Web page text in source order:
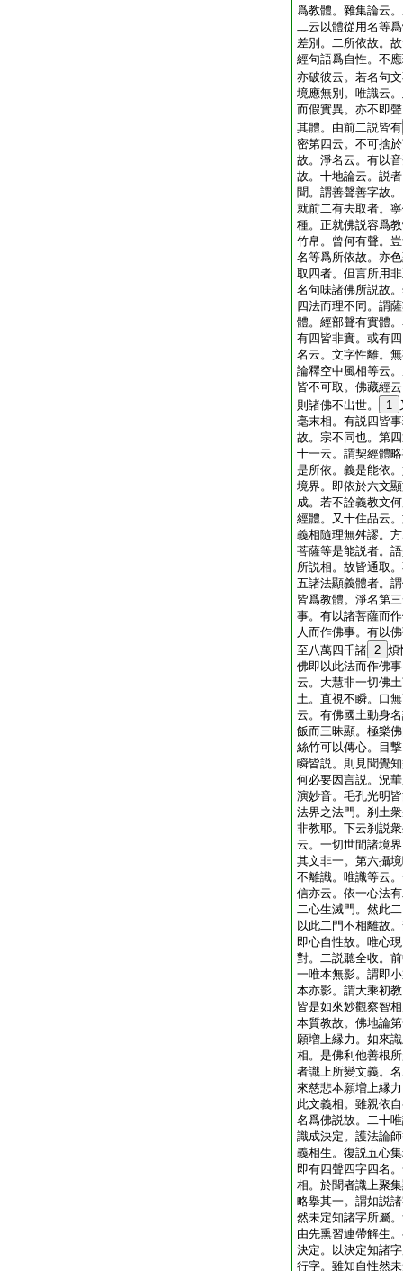
爲教體。雜集論云
二云以體從用名等
差別。二所依故。
經句語爲自性。不
亦破彼云。若名句
境應無別。唯識云
而假實異。亦不即
其體。由前二説皆有
密第四云。不可捨
故。淨名云。有以
故。十地論云。説
聞。謂善聲善字故
就前二有去取者。
種。正就佛説容爲
竹帛。曾何有聲。
名等爲所依故。亦
取四者。但言所用
名句味諸佛所説故
四法而理不同。謂
體。經部聲有實體
有四皆非實。或有
名云。文字性離。
論釋空中風相等云
皆不可取。佛藏經
則諸佛不出世。
1
毫末相。有説四皆
故。宗不同也。第
十一云。謂契經體
是所依。義是能依
境界。即依於六文
成。若不詮義教文
經體。又十住品云
義相隨理無舛謬。
菩薩等是能説者。
所説相。故皆通取
五諸法顯義體者。
皆爲教體。淨名第
事。有以諸菩薩而
人而作佛事。有以
至八萬四千諸 2 煩
佛即以此法而作佛
云。大慧非一切佛
土。直視不瞬。口
云。有佛國土動身
飯而三昧顯。極樂
絲竹可以傳心。目
瞬皆説。則見聞覺
何必要因言説。況
演妙音。毛孔光明
法界之法門。刹土
非教耶。下云刹説
云。一切世間諸境
其文非一。第六攝
不離識。唯識等云
信亦云。依一心法
二心生滅門。然此
以此二門不相離故
即心自性故。唯心
對。二説聽全收。
一唯本無影。謂即
本亦影。謂大乘初
皆是如來妙觀察智
本質教故。佛地論
願増上縁力。如來
相。是佛利他善根
者識上所變文義。
來慈悲本願増上縁
此文義相。雖親依
名爲佛説故。二十
識成決定。護法論
義相生。復説五心
即有四聲四字四名
相。於聞者識上聚
略擧其一。謂如説
然未定知諸字所屬
由先熏習連帶解生
決定。以決定知諸
行字。雖知自性然